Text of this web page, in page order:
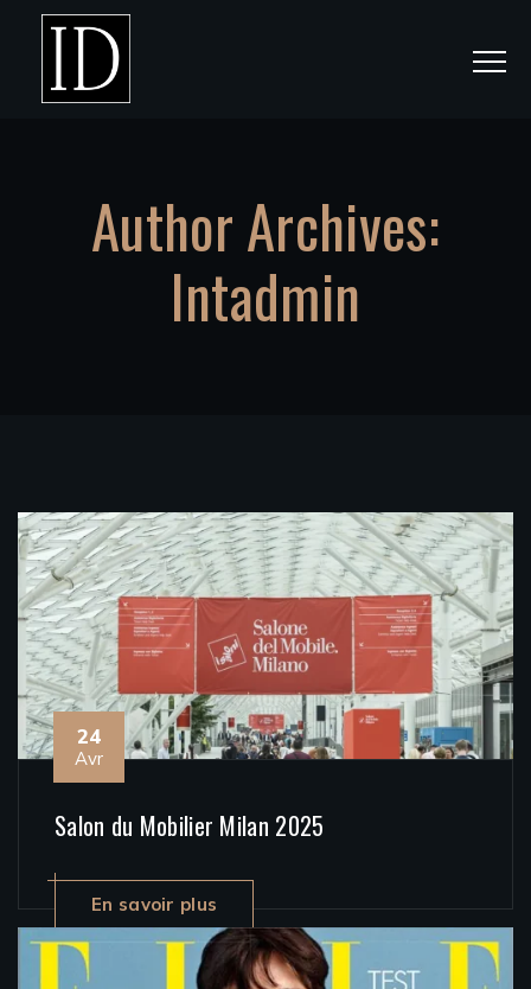
Author Archives:
Intadmin
24
Avr
Salon du Mobilier Milan 2025
En savoir plus